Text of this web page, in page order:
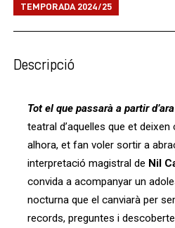
TEMPORADA 2024/25
Descripció
Tot el que passarà a partir d’ara
teatral d’aquelles que et
alhora, et fan voler sortir a
interpretació magistral de Nil
convida a acompanyar un
nocturna que el canviarà per
records, preguntes i